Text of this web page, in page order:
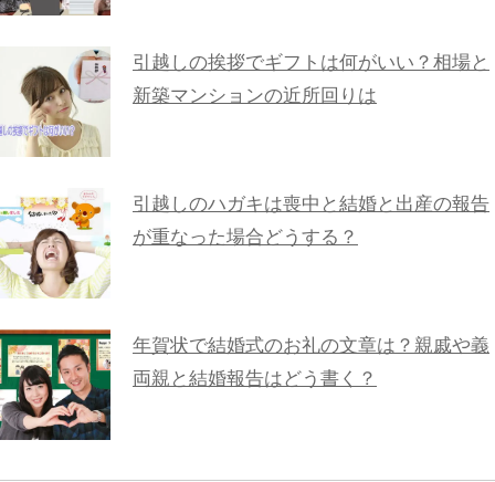
引越しの挨拶でギフトは何がいい？相場と
新築マンションの近所回りは
引越しのハガキは喪中と結婚と出産の報告
が重なった場合どうする？
年賀状で結婚式のお礼の文章は？親戚や義
両親と結婚報告はどう書く？